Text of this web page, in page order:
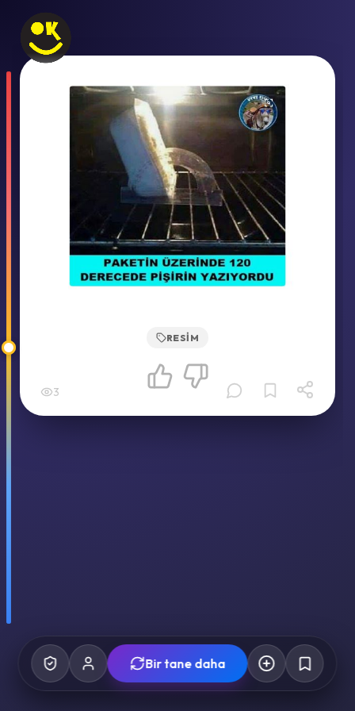
RESIM
3
Bir tane daha